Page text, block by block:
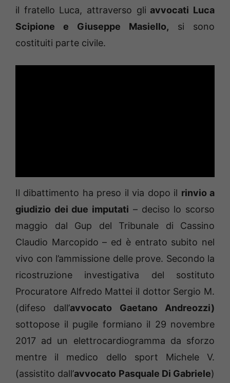
il fratello Luca, attraverso gli avvocati Luca
Scipione e Giuseppe Masiello, si sono
costituiti parte civile.
Il dibattimento ha preso il via dopo il rinvio a
giudizio dei due imputati – deciso lo scorso
maggio dal Gup del Tribunale di Cassino
Claudio Marcopido – ed è entrato subito nel
vivo con l’ammissione delle prove. Secondo la
ricostruzione investigativa del sostituto
Procuratore Alfredo Mattei il dottor Sergio M.
(difeso dall’avvocato Gaetano Andreozzi)
sottopose il pugile formiano il 29 novembre
2017 ad un elettrocardiogramma da sforzo
mentre il medico dello sport Michele V.
(assistito dall’avvocato Pasquale Di Gabriele)